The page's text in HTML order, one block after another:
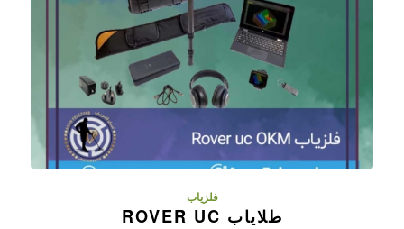
فلزیاب
طلایاب ROVER UC